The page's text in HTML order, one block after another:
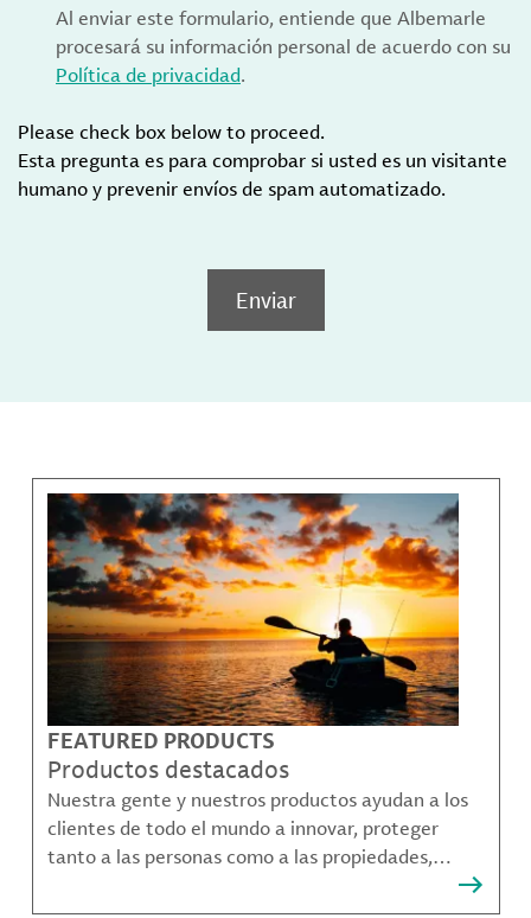
Al enviar este formulario, entiende que Albemarle
procesará su información personal de acuerdo con su
Política de privacidad.
Please check box below to proceed.
Esta pregunta es para comprobar si usted es un visitante
humano y prevenir envíos de spam automatizado.
Enviar
FEATURED PRODUCTS
Productos destacados
Nuestra gente y nuestros productos ayudan a los
clientes de todo el mundo a innovar, proteger
tanto a las personas como a las propiedades,